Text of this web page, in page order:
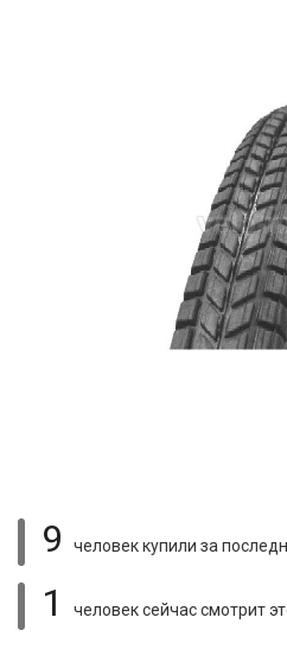
9 человек купили за
1 человек сейчас смотрит